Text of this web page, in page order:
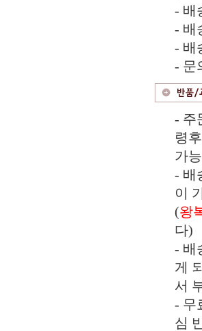
- 배
- 배
- 배
- 문
- 주
령
가
- 배
이
(왕
다)
- 배
게
서
- 무
심